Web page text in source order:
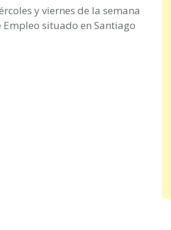
y viernes de la semana
situado en Santiago